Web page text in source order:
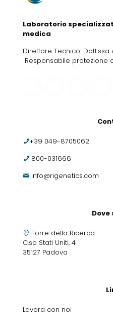
Laboratorio
medica
Direttore Tecnico: Dott.ssa
Responsabile protezione
+39 049-8705062
800-031666
info@rigenetics.com
Dove
Torre della Ricerca
C.so Stati Uniti, 4
35127 Padova
Lavora con noi